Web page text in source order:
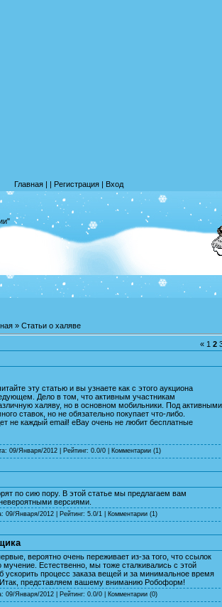
Главная| | Регистрация| Вход
» Статьи о халяве
« 1 2
эту статью и вы узнаете как с этого аукциона
Дело в том, что активным участникам
халяву, но в основном мобильники. Под активными
ставок, но не обязательно покупает что-либо.
не каждый email! eBay очень не любит бесплатные
09/Января/2012 | Рейтинг: 0.0/0 | Комментарии (1)
по сию пору. В этой статье мы предлагаем вам
версиями.
09/Января/2012 | Рейтинг: 5.0/1 | Комментарии (1)
вероятно очень переживает из-за того, что ссылок
Естественно, мы тоже сталкивались с этой
процесс заказа вещей и за минимальное время
представляем вашему вниманию Робоформ!
09/Января/2012 | Рейтинг: 0.0/0 | Комментарии (0)